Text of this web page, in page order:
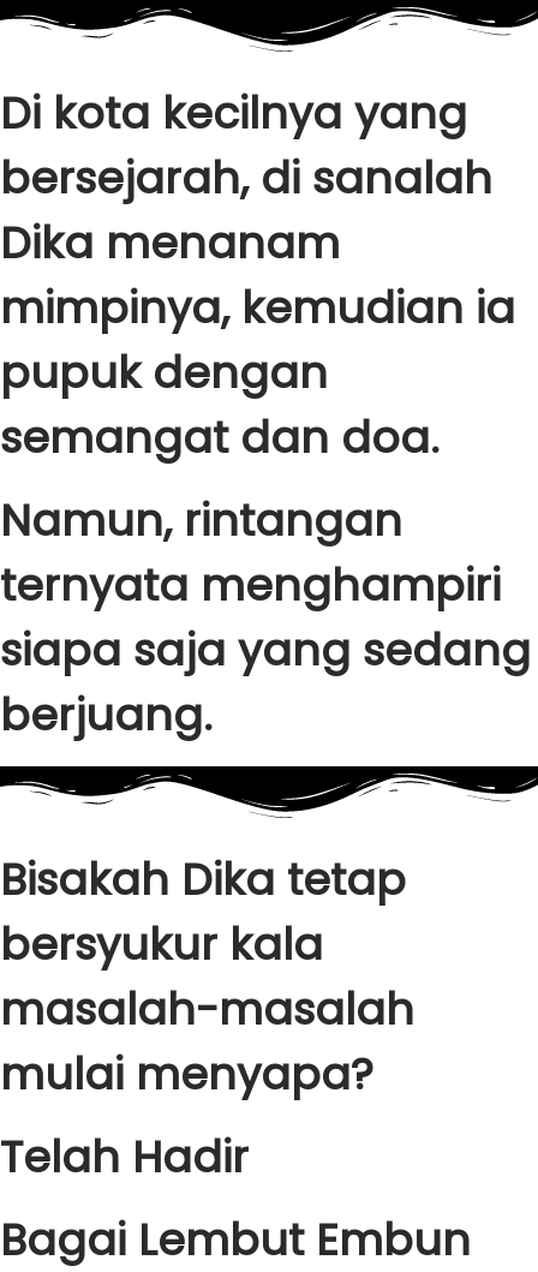
Di kota kecilnya yang
bersejarah, di sanalah
Dika menanam
mimpinya, kemudian ia
pupuk dengan
semangat dan doa.
Namun, rintangan
ternyata menghampiri
siapa saja yang sedang
berjuang.
Bisakah Dika tetap
bersyukur kala
masalah-masalah
mulai menyapa?
Telah Hadir
Bagai Lembut Embun